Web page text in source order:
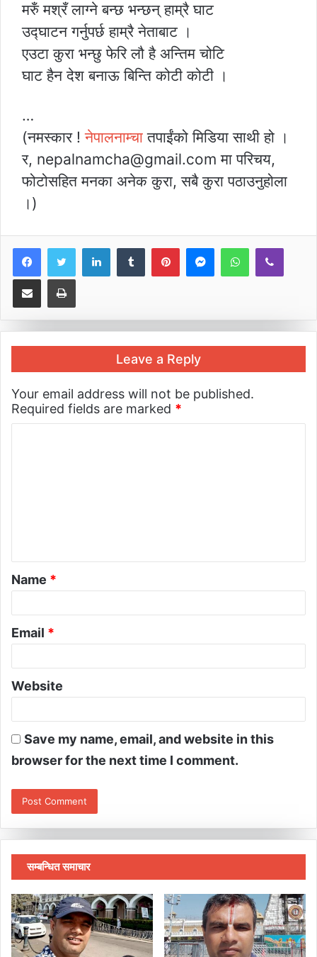
मरुँ मश्रँ लाग्ने बन्छ भन्छन् हाम्रै घाट
उद्घाटन गर्नुपर्छ हाम्रै नेताबाट ।
एउटा कुरा भन्छु फेरि लौ है अन्तिम चोटि
घाट हैन देश बनाऊ बिन्ति कोटी कोटी ।
…
(नमस्कार !नेपालनाम्चातपाईंको मिडिया साथी हो ।
र, nepalnamcha@gmail.com मा परिचय,
फोटोसहित मनका अनेक कुरा, सबै कुरा पठाउनुहोला
।)
LinkedInTumblrPinterestMessenger
WhatsApp
Viber
Share via EmailPrint
Leave a Reply
Your email address will not be published.
Required fields are marked *
Name *
Email *
Website
Save my name, email, and website in this
browser for the next time I comment.
सम्बन्धित समाचार